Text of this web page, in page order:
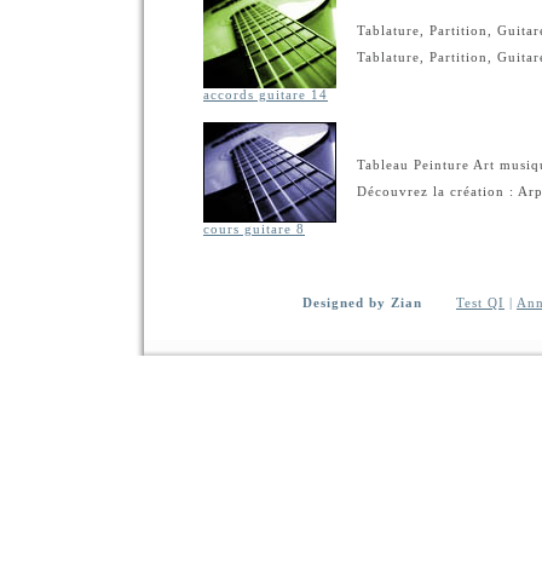
accords guitare 14
Tablature, Partition,
Tablature, Partition,
cours guitare 8
Tableau Peinture Art
Découvrez la création :
Designed by Zian Test QI